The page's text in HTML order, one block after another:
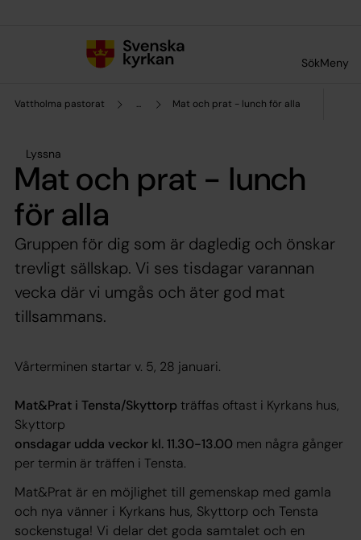
SökMeny
Vattholma pastorat ... Mat och prat - lunch för alla
Lyssna
Mat och prat - lunch
för alla
Gruppen för dig som är dagledig och önskar
trevligt sällskap. Vi ses tisdagar varannan
vecka där vi umgås och äter god mat
tillsammans.
Vårterminen startar v. 5, 28 januari.
Mat&Prat i Tensta/Skyttorp träffas oftast i Kyrkans hus,
Skyttorp
onsdagar udda veckor kl. 11.30-13.00 men några gånger
per termin är träffen i Tensta.
Mat&Prat är en möjlighet till gemenskap med gamla
och nya vänner i Kyrkans hus, Skyttorp och Tensta
sockenstuga! Vi delar det goda samtalet och en